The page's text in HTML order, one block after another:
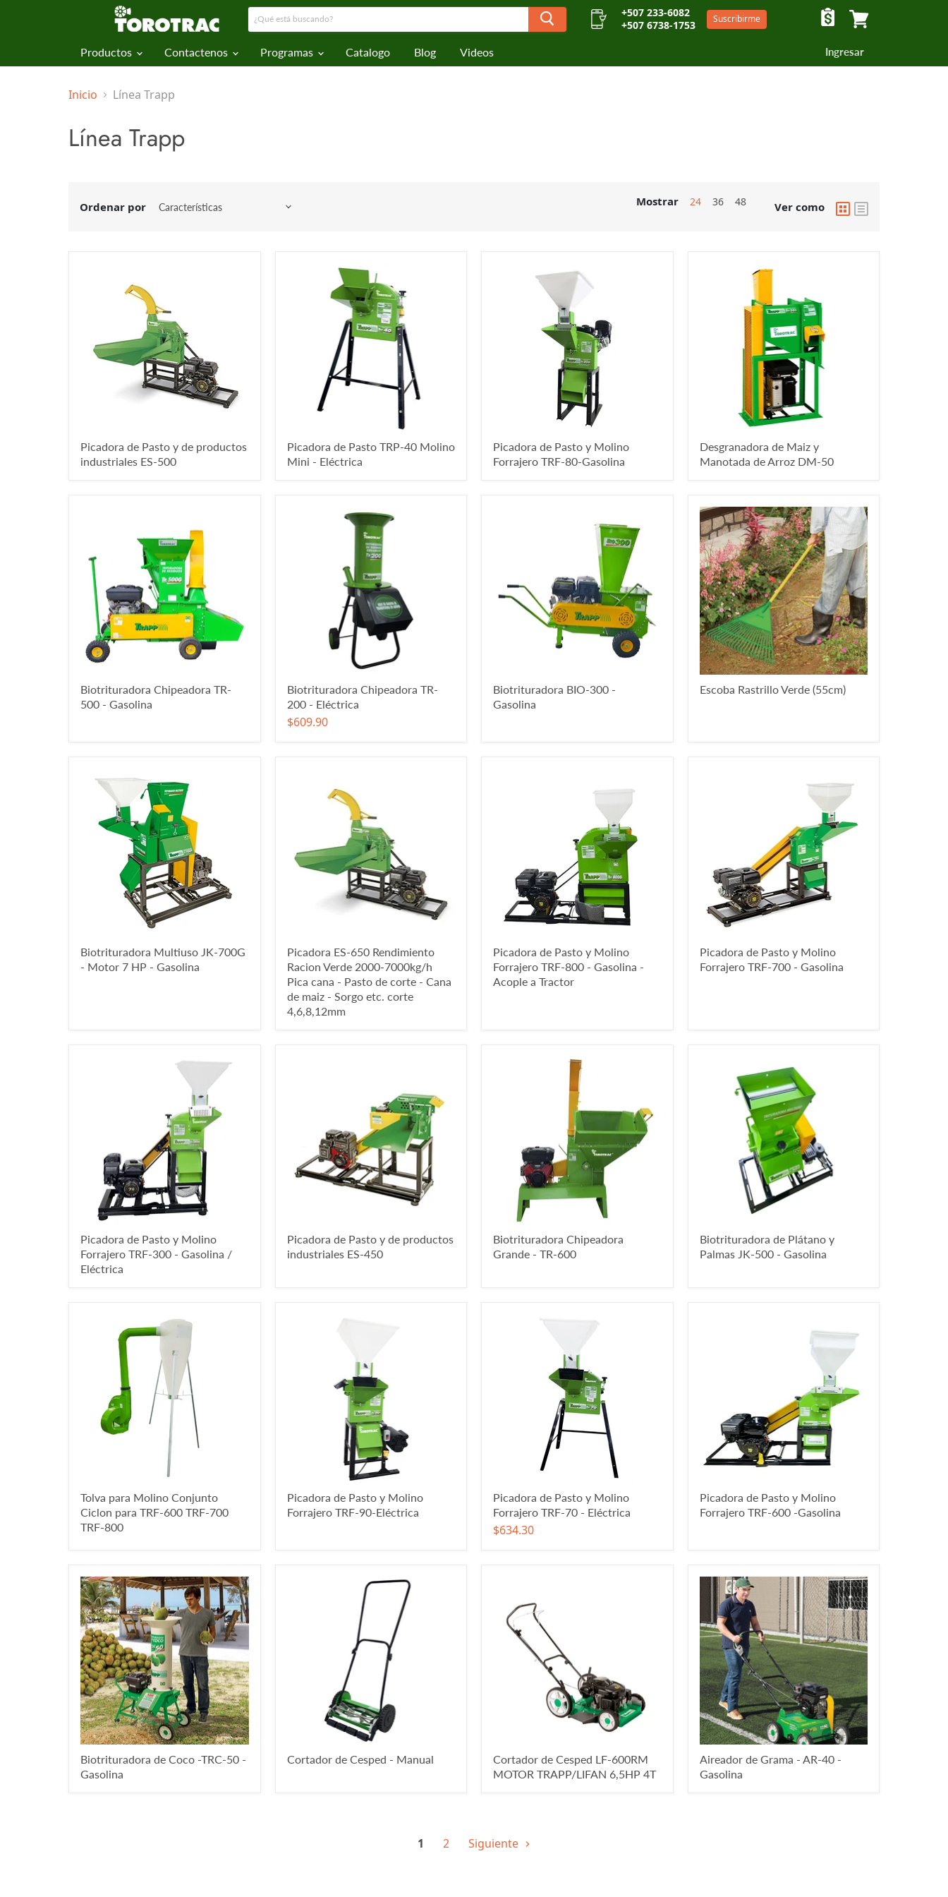
+507 233-6082
+507 6738-1753
Suscribirme
Productos Contactenos Programas Catalogo Blog Videos Ingresar
Inicio Línea Trapp
Línea Trapp
Ordenar por Mostrar 24 36 48 Ver como
Picadora de Pasto y de productos
industriales ES-500
Picadora de Pasto TRP-40 Molino
Mini - Eléctrica
Picadora de Pasto y Molino
Forrajero TRF-80-Gasolina
Desgranadora de Maiz y
Manotada de Arroz DM-50
Biotrituradora Chipeadora TR-
500 - Gasolina
Biotrituradora Chipeadora TR-
200 - Eléctrica
$609.90
Biotrituradora BIO-300 -
Gasolina
Escoba Rastrillo Verde (55cm)
Biotrituradora Multiuso JK-700G
- Motor 7 HP - Gasolina
Picadora ES-650 Rendimiento
Racion Verde 2000-7000kg/h
Pica cana - Pasto de corte - Cana
de maiz - Sorgo etc. corte
4,6,8,12mm
Picadora de Pasto y Molino
Forrajero TRF-800 - Gasolina -
Acople a Tractor
Picadora de Pasto y Molino
Forrajero TRF-700 - Gasolina
Picadora de Pasto y Molino
Forrajero TRF-300 - Gasolina /
Eléctrica
Picadora de Pasto y de productos
industriales ES-450
Biotrituradora Chipeadora
Grande - TR-600
Biotrituradora de Plátano y
Palmas JK-500 - Gasolina
Tolva para Molino Conjunto
Ciclon para TRF-600 TRF-700
TRF-800
Picadora de Pasto y Molino
Forrajero TRF-90-Eléctrica
Picadora de Pasto y Molino
Forrajero TRF-70 - Eléctrica
$634.30
Picadora de Pasto y Molino
Forrajero TRF-600 -Gasolina
Biotrituradora de Coco -TRC-50 -
Gasolina
Cortador de Cesped - Manual
Cortador de Cesped LF-600RM
MOTOR TRAPP/LIFAN 6,5HP 4T
Aireador de Grama - AR-40 -
Gasolina
1 2 Siguiente